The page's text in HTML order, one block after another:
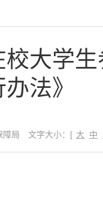
大学
法》
障局 文字大小：[ 大 中